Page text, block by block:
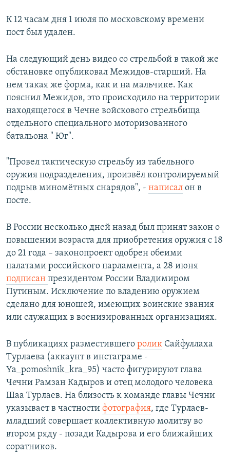
К 12 часам дня 1 июля по московскому времени
пост был удален.
На следующий день видео со стрельбой в такой же
обстановке опубликовал Межидов-старший. На
нем такая же форма, как и на мальчике. Как
пояснил Межидов, это происходило на территории
находящегося в Чечне войскового стрельбища
отдельного специального моторизованного
батальона " Юг".
"Провел тактическую стрельбу из табельного
оружия подразделения, произвёл контролируемый
подрыв миномётных снарядов", - написал он в
посте.
В России несколько дней назад был принят закон о
повышении возраста для приобретения оружия с 18
до 21 года – законопроект одобрен обеими
палатами российского парламента, а 28 июня
подписан президентом России Владимиром
Путиным. Исключение по владению оружием
сделано для юношей, имеющих воинские звания
или служащих в военизированных организациях.
В публикациях разместившего ролик Сайфуллаха
Турлаева (аккаунт в инстаграме -
Ya_pomoshnik_kra_95) часто фигурируют глава
Чечни Рамзан Кадыров и отец молодого человека
Шаа Турлаев. На близость к команде главы Чечни
указывает в частности фотография, где Турлаев-
младший совершает коллективную молитву во
втором ряду - позади Кадырова и его ближайших
соратников.